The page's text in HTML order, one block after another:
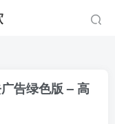
告绿色版 – 高